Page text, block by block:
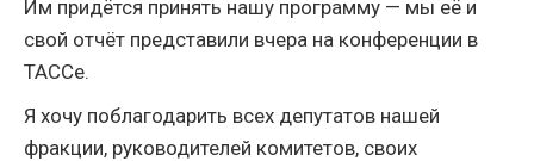
Им придётся принять нашу программу — мы её и
свой отчёт представили вчера на конференции в
ТАССе.
Я хочу поблагодарить всех депутатов нашей
фракции, руководителей комитетов, своих